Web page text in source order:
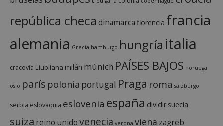
república checa dinamarca florencia francia
alemania Grecia hamburgo hungría italia
cracovia Liubliana milán múnich PAÍSES BAJOS noruega
oslo parís polonia portugal Praga roma salzburgo
serbia eslovaquia eslovenia españa dividir suecia
suiza reino unidovenecia verona viena zagreb